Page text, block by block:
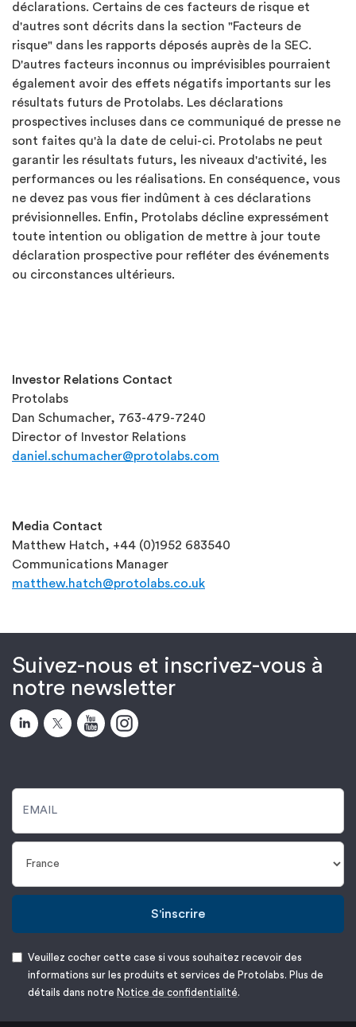
déclarations. Certains de ces facteurs de risque et
d'autres sont décrits dans la section "Facteurs de
risque" dans les rapports déposés auprès de la SEC.
D'autres facteurs inconnus ou imprévisibles pourraient
également avoir des effets négatifs importants sur les
résultats futurs de Protolabs. Les déclarations
prospectives incluses dans ce communiqué de presse ne
sont faites qu'à la date de celui-ci. Protolabs ne peut
garantir les résultats futurs, les niveaux d'activité, les
performances ou les réalisations. En conséquence, vous
ne devez pas vous fier indûment à ces déclarations
prévisionnelles. Enfin, Protolabs décline expressément
toute intention ou obligation de mettre à jour toute
déclaration prospective pour refléter des événements
ou circonstances ultérieurs.
Investor Relations Contact
Protolabs
Dan Schumacher, 763-479-7240
Director of Investor Relations
daniel.schumacher@protolabs.com
Media Contact
Matthew Hatch, +44 (0)1952 683540
Communications Manager
matthew.hatch@protolabs.co.uk
Suivez-nous et inscrivez-vous à
notre newsletter
S'inscrire
Veuillez cocher cette case si vous souhaitez recevoir des
informations sur les produits et services de Protolabs. Plus de
détails dans notre Notice de confidentialité.